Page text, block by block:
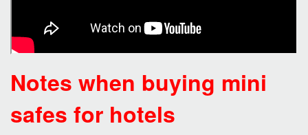
Notes when buying mini
safes for hotels